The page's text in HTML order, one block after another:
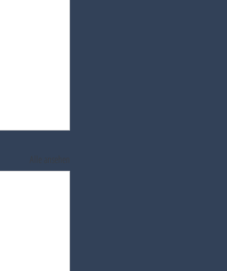
Alle ansehen